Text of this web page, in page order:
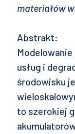
materiałów
Abstrakt:
usług i
środowisku
to szerokiej